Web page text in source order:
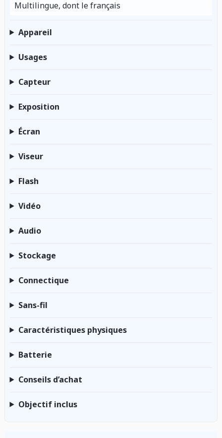
Multilingue, dont le français
Appareil
Usages
Capteur
Exposition
Écran
Viseur
Flash
Vidéo
Audio
Stockage
Connectique
Sans-fil
Caractéristiques physiques
Batterie
Conseils d’achat
Objectif inclus